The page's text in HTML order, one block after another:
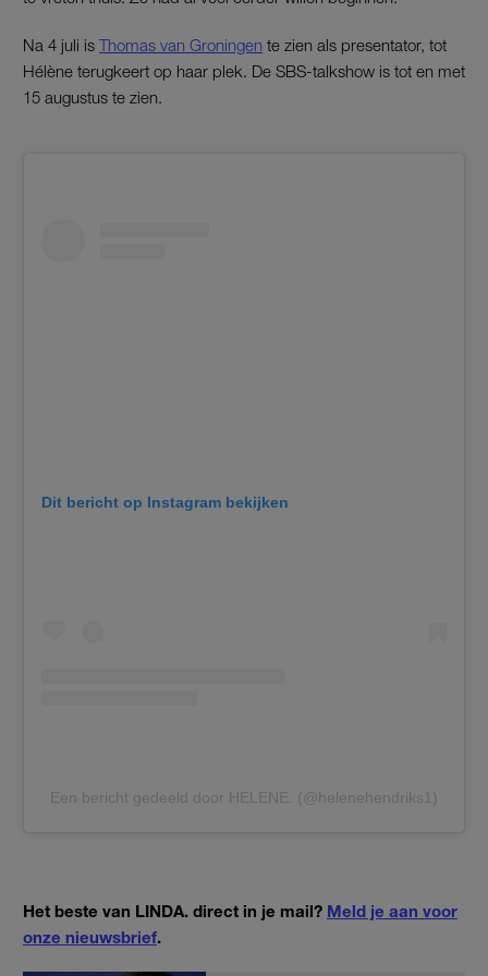
Na 4 juli is Thomas van Groningen te zien als presentator, tot
Hélène terugkeert op haar plek. De SBS-talkshow is tot en met
15 augustus te zien.
Dit bericht op Instagram bekijken
Een bericht gedeeld door HELENE. (@helenehendriks1)
Het beste van LINDA. direct in je mail? Meld je aan voor
onze nieuwsbrief.